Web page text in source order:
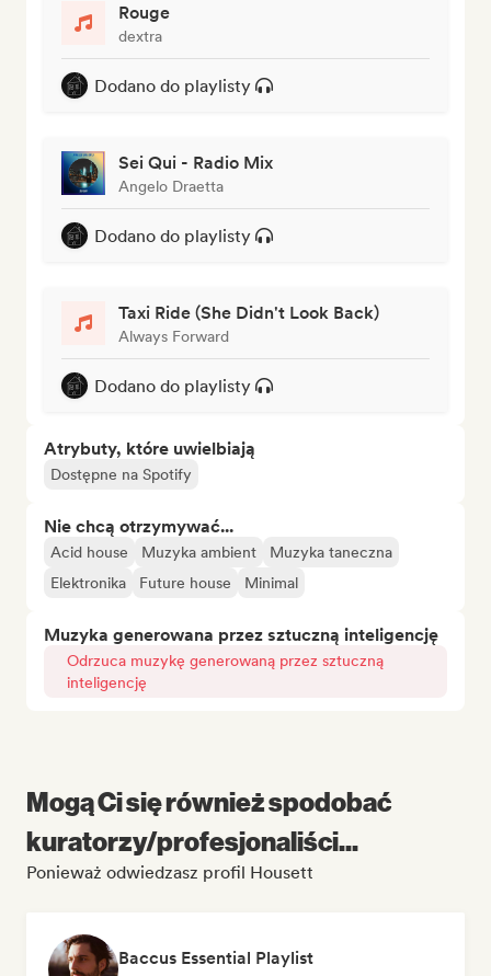
Rouge
dextra
Dodano do playlisty
Sei Qui - Radio Mix
Angelo Draetta
Dodano do playlisty
Taxi Ride (She Didn't Look Back)
Always Forward
Dodano do playlisty
Atrybuty, które uwielbiają
Dostępne na Spotify
Nie chcą otrzymywać...
Acid house Muzyka ambient
Muzyka taneczna
Elektronika
Future house Minimal
Muzyka generowana przez sztuczną inteligencję
Odrzuca muzykę generowaną przez sztuczną
inteligencję
Mogą Ci się również spodobać
kuratorzy/profesjonaliści...
Ponieważ odwiedzasz profil Housett
Baccus Essential Playlist